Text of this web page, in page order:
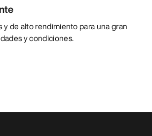
y de alto rendimiento para una gran
y condiciones.